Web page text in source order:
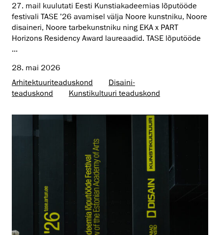
27. mail kuulutati Eesti Kunstiakadeemias lõputööde
festivali TASE ’26 avamisel välja Noore kunstniku, Noore
disaineri, Noore tarbekunstniku ning EKA x PART
Horizons Residency Award laureaadid. TASE lõputööde
...
28. mai 2026
Arhitektuuri­teaduskond
Disaini­­
teaduskond
Kunsti­kultuuri teaduskond